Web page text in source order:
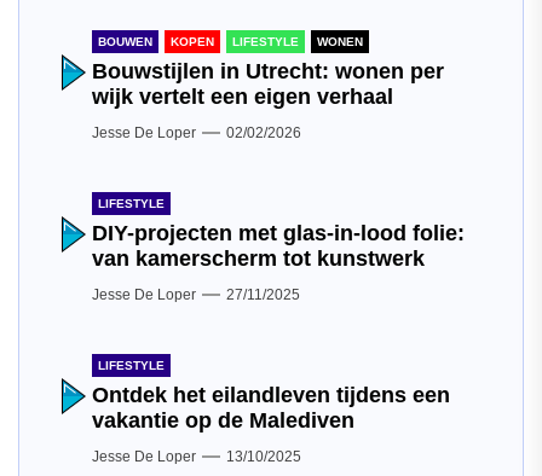
BOUWEN KOPEN LIFESTYLE WONEN
Bouwstijlen in Utrecht: wonen per
wijk vertelt een eigen verhaal
Jesse De Loper 02/02/2026
LIFESTYLE
DIY-projecten met glas-in-lood folie:
van kamerscherm tot kunstwerk
Jesse De Loper 27/11/2025
LIFESTYLE
Ontdek het eilandleven tijdens een
vakantie op de Malediven
Jesse De Loper 13/10/2025